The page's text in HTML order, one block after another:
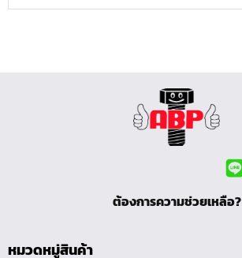
ต้องการความช่วยเหลือ?
หมวดหมู่สินค้า